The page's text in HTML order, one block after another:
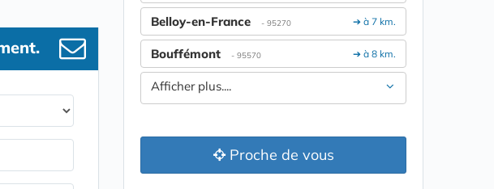
➔ à 7 km.
Belloy-en-France - 95270
➔ à 8 km.
Bouffémont - 95570
Afficher plus....
Proche de vous